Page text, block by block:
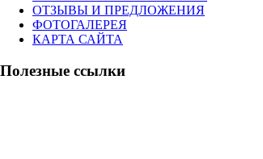
ОТЗЫВЫ И ПРЕДЛОЖЕНИЯ
ФОТОГАЛЕРЕЯ
КАРТА САЙТА
Полезные ссылки